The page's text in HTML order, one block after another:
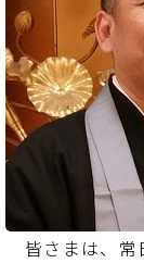
皆さまは、常